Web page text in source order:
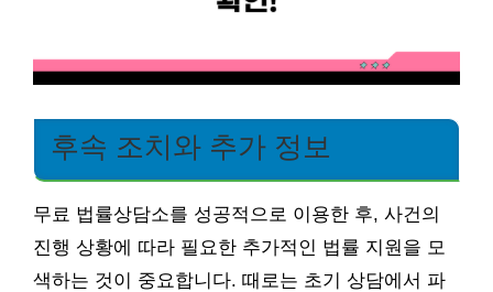
후속 조치와 추가 정보
무료 법률상담소를 성공적으로 이용한 후, 사건의
진행 상황에 따라 필요한 추가적인 법률 지원을 모
색하는 것이 중요합니다. 때로는 초기 상담에서 파